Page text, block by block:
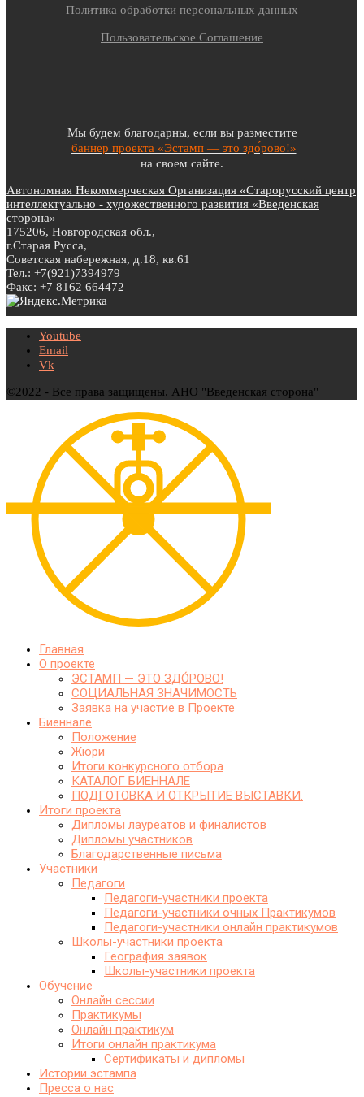
Политика обработки персональных данных
Пользовательское Соглашение
Мы будем благодарны, если вы разместите
баннер проекта «Эстамп — это здо́рово!»
на своем сайте.
Автономная Некоммерческая Организация «Старорусский центр
интеллектуально - художественного развития «Введенская
сторона»
175206, Новгородская обл.,
г.Старая Русса,
Советская набережная, д.18, кв.61
Тел.: +7(921)7394979
Факс: +7 8162 664472
Youtube
Email
Vk
©2022 - Все права защищены. АНО "Введенская сторона"
Главная
О проекте
ЭСТАМП — ЭТО ЗДО́РОВО!
СОЦИАЛЬНАЯ ЗНАЧИМОСТЬ
Заявка на участие в Проекте
Биеннале
Положение
Жюри
Итоги конкурсного отбора
КАТАЛОГ БИЕННАЛЕ
ПОДГОТОВКА И ОТКРЫТИЕ ВЫСТАВКИ.
Итоги проекта
Дипломы лауреатов и финалистов
Дипломы участников
Благодарственные письма
Участники
Педагоги
Педагоги-участники проекта
Педагоги-участники очных Практикумов
Педагоги-участники онлайн практикумов
Школы-участники проекта
География заявок
Школы-участники проекта
Обучение
Онлайн сессии
Практикумы
Онлайн практикум
Итоги онлайн практикума
Сертификаты и дипломы
Истории эстампа
Пресса о нас